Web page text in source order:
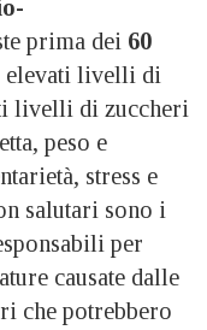
prima dei 60
elevati livelli di
livelli di zuccheri
peso e
stress e
salutari sono i
per
causate dalle
che potrebbero